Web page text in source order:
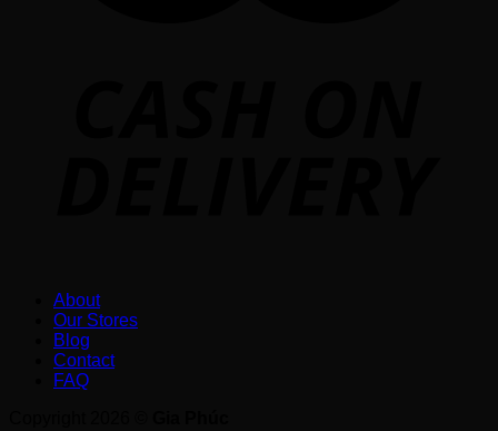
About
Our Stores
Blog
Contact
FAQ